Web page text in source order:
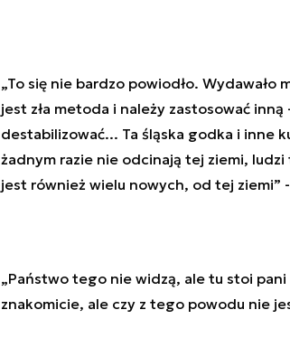
„To się nie bardzo powiodło.
jest zła metoda i należy zastosować
destabilizować... Ta śląska godka i inne
żadnym razie nie odcinają tej ziemi,
jest również wielu nowych, od tej ziemi”
„Państwo tego nie widzą, ale tu stoi
znakomicie, ale czy z tego powodu nie